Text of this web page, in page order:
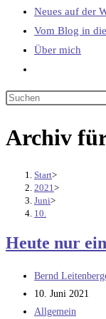
Neues auf der
Vom Blog in
Über mich
umschalten
Archiv für
Start>
2021 >
Juni>
10.
Heute nur
Beitrags-
Autor:
Bernd
Beitrag
veröffentlicht:
10. Juni 2021
Beitrags-
Allgemein